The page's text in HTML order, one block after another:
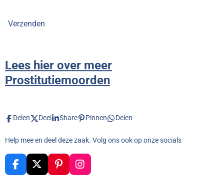
Verzenden
Lees hier over meer
Prostitutiemoorden
Delen Deel Share Pinnen Delen
Help mee en deel deze zaak. Volg ons ook op onze socials
F
a
X
P
i
I
n